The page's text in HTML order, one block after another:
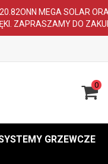
MEGA SOLAR
ZAPRASZAMY DO
0
GRZEWCZE